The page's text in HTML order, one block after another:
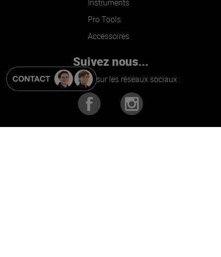
Instruments
Pro Tools
Accessoires
Suivez nous...
Retrouvez nous sur les réseaux sociaux :